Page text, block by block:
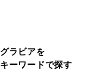
グラビアを
キーワードで探す